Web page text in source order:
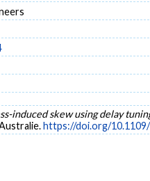
induced skew using delay
https://doi.org/